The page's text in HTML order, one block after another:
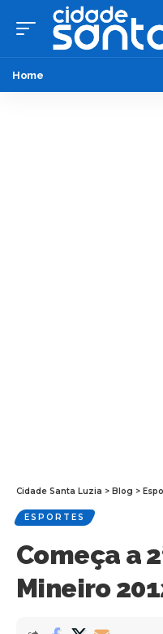
Home
Cidade Santa Luzia > Blog >
ESPORTES
Começa a
Mineiro